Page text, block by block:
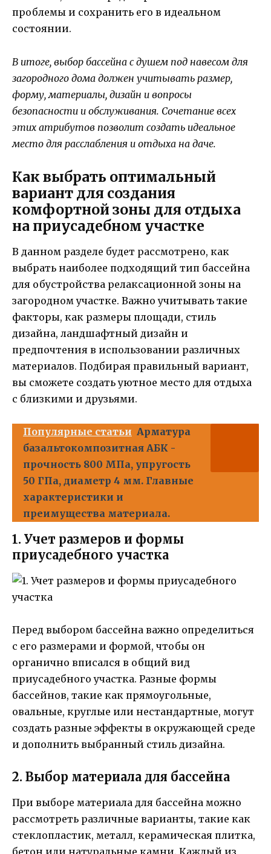
проблемы и сохранить его в идеальном
состоянии.
В итоге, выбор бассейна с душем под навесом для
загородного дома должен учитывать размер,
форму, материалы, дизайн и вопросы
безопасности и обслуживания. Сочетание всех
этих атрибутов позволит создать идеальное
место для расслабления и отдыха на даче.
Как выбрать оптимальный
вариант для создания
комфортной зоны для отдыха
на приусадебном участке
В данном разделе будет рассмотрено, как
выбрать наиболее подходящий тип бассейна
для обустройства релаксационной зоны на
загородном участке. Важно учитывать такие
факторы, как размеры площади, стиль
дизайна, ландшафтный дизайн и
предпочтения в использовании различных
материалов. Подбирая правильный вариант,
вы сможете создать уютное место для отдыха
с близкими и друзьями.
Популярные статьи Арматура
базальтокомпозитная АБК -
прочность 800 МПа, упругость
50 ГПа, диаметр 4 мм. Главные
характеристики и
преимущества материала.
1. Учет размеров и формы
приусадебного участка
Перед выбором бассейна важно определиться
с его размерами и формой, чтобы он
органично вписался в общий вид
приусадебного участка. Разные формы
бассейнов, такие как прямоугольные,
овальные, круглые или нестандартные, могут
создать разные эффекты в окружающей среде
и дополнить выбранный стиль дизайна.
2. Выбор материала для бассейна
При выборе материала для бассейна можно
рассмотреть различные варианты, такие как
стеклопластик, металл, керамическая плитка,